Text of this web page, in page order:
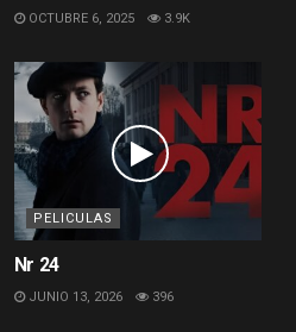
OCTUBRE 6, 2025 3.9K
PELICULAS
Nr 24
JUNIO 13, 2026 396